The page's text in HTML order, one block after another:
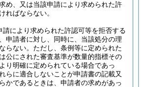
め、又は当該申請により求められた許
ればならない。
請により求められた許認可等を拒否する
申請者に対し、同時に、当該処分の理
らない。 ただし、条例等に定められた
公にされた審査基準が数量的指標その
り明確に定められている場合であっ
らに適合しないことが申請書の記載又
かであるときは、申請者の求めがあっ